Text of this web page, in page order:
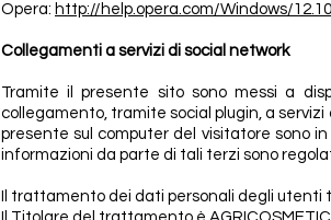
Opera: http://help.opera.com/Windows/
Collegamenti a servizi di social network
Tramite il presente sito sono messi a
collegamento, tramite social plugin, a servizi
presente sul computer del visitatore sono
informazioni da parte di tali terzi sono
Il trattamento dei dati personali degli